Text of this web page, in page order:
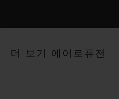
42시간
스트랩
더 보기 에어로퓨전